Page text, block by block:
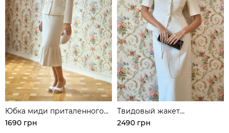
Юбка миди приталенного
кроя с воланом
1690 грн
Твидовый жакет
приталенного кроя с
коротким рукавом
2490 грн